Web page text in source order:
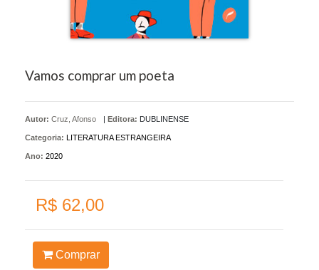
Vamos comprar um poeta
Autor: Cruz, Afonso Editora: DUBLINENSE
Categoria: LITERATURA ESTRANGEIRA
Ano: 2020
R$ 62,00
Comprar